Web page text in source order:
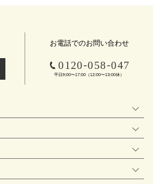
お電話でのお問い合わせ
0120-058-047
平日9:00〜17:00（12:00〜13:00休）